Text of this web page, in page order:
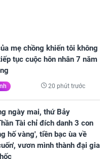
mẹ chồng khiến tôi không
tục cuộc hôn nhân 7 năm
20 phút trước
ngày mai, thứ Bảy
Tài chỉ đích danh 3 con
hố vàng', tiền bạc ùa về
vươn mình thành đại gia